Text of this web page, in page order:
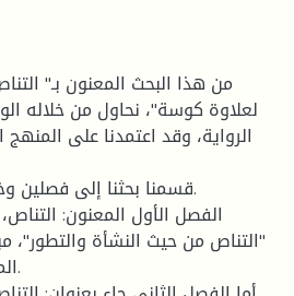
من هذا البحث المعنون بـ"
لعلاوة كوسة"، نحاول من خلاله
الرواية، وقد اعتمدنا على
قسمنا بحثنا إلى فصلين
الفصل الأول المعنون:
"التناص من حيث النشأة والتطور"،